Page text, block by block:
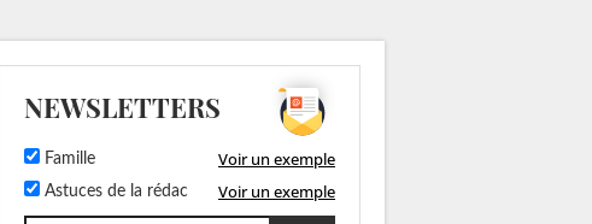
NEWSLETTERS
Famille Voir un exemple
Astuces de la rédac Voir un exemple